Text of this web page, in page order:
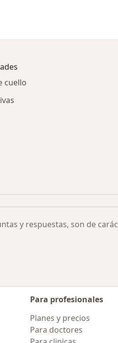
cuello
y respuestas, son de
Para profesionales
Planes y precios
Para doctores